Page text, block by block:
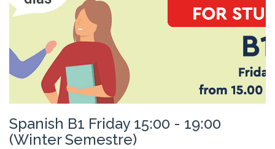
Spanish B1 Friday 15:00 - 19:00
(Winter Semestre)